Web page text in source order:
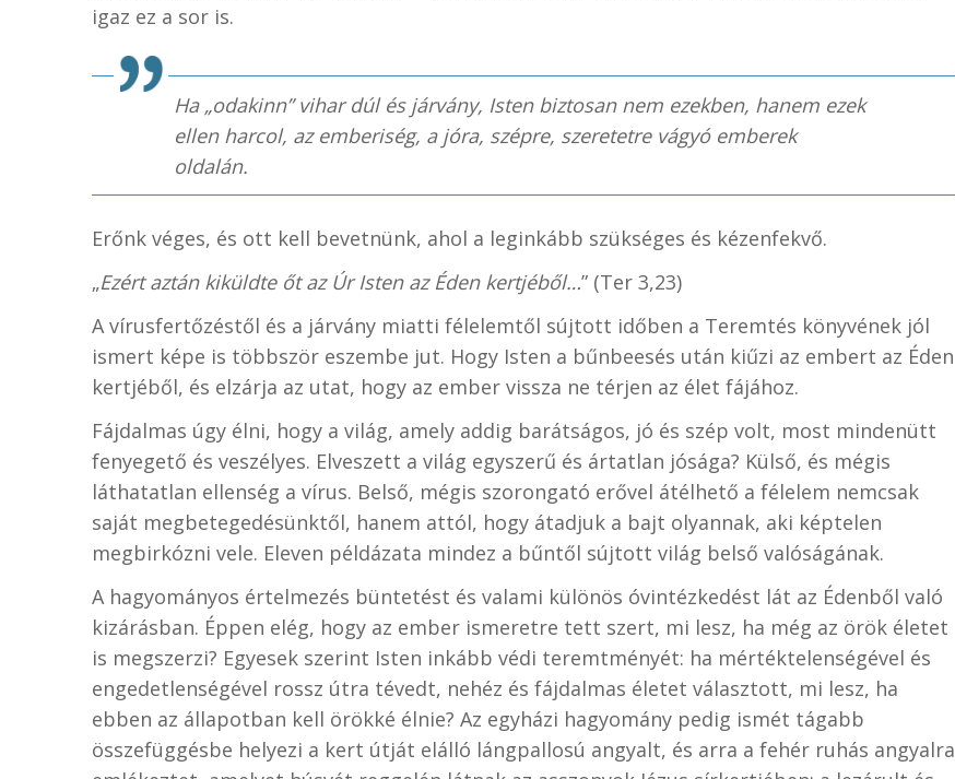
igaz ez a sor is.
Ha „odakinn” vihar dúl és járvány, Isten biztosan nem ezekben, hanem ezek
ellen harcol, az emberiség, a jóra, szépre, szeretetre vágyó emberek
oldalán.
Erőnk véges, és ott kell bevetnünk, ahol a leginkább szükséges és kézenfekvő.
„Ezért aztán kiküldte őt az Úr Isten az Éden kertjéből…” (Ter 3,23)
A vírusfertőzéstől és a járvány miatti félelemtől sújtott időben a Teremtés könyvének jól
ismert képe is többször eszembe jut. Hogy Isten a bűnbeesés után kiűzi az embert az Éden
kertjéből, és elzárja az utat, hogy az ember vissza ne térjen az élet fájához.
Fájdalmas úgy élni, hogy a világ, amely addig barátságos, jó és szép volt, most mindenütt
fenyegető és veszélyes. Elveszett a világ egyszerű és ártatlan jósága? Külső, és mégis
láthatatlan ellenség a vírus. Belső, mégis szorongató erővel átélhető a félelem nemcsak
saját megbetegedésünktől, hanem attól, hogy átadjuk a bajt olyannak, aki képtelen
megbirkózni vele. Eleven példázata mindez a bűntől sújtott világ belső valóságának.
A hagyományos értelmezés büntetést és valami különös óvintézkedést lát az Édenből való
kizárásban. Éppen elég, hogy az ember ismeretre tett szert, mi lesz, ha még az örök életet
is megszerzi? Egyesek szerint Isten inkább védi teremtményét: ha mértéktelenségével és
engedetlenségével rossz útra tévedt, nehéz és fájdalmas életet választott, mi lesz, ha
ebben az állapotban kell örökké élnie? Az egyházi hagyomány pedig ismét tágabb
összefüggésbe helyezi a kert útját elálló lángpallosú angyalt, és arra a fehér ruhás angyalra